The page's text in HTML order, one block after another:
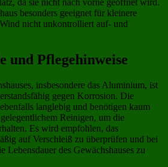
besonders geeignet für kleinere
nicht unkontrolliert auf- und
Pflegehinweise
insbesondere das Aluminium, ist
gegen Korrosion. Die
langlebig und benötigen kaum
Reinigen, um die
Es wird empfohlen, das
auf Verschleiß zu überprüfen und bei
Lebensdauer des Gewächshauses zu